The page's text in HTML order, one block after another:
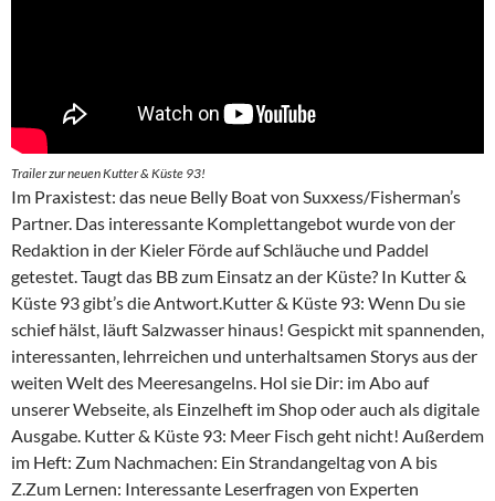
Trailer zur neuen Kutter & Küste 93!
Im Praxistest: das neue Belly Boat von Suxxess/Fisherman’s
Partner. Das interessante Komplettangebot wurde von der
Redaktion in der Kieler Förde auf Schläuche und Paddel
getestet. Taugt das BB zum Einsatz an der Küste? In Kutter &
Küste 93 gibt’s die Antwort.Kutter & Küste 93: Wenn Du sie
schief hälst, läuft Salzwasser hinaus! Gespickt mit spannenden,
interessanten, lehrreichen und unterhaltsamen Storys aus der
weiten Welt des Meeresangelns. Hol sie Dir: im Abo auf
unserer Webseite, als Einzelheft im Shop oder auch als digitale
Ausgabe. Kutter & Küste 93: Meer Fisch geht nicht! Außerdem
im Heft: Zum Nachmachen: Ein Strandangeltag von A bis
Z.Zum Lernen: Interessante Leserfragen von Experten